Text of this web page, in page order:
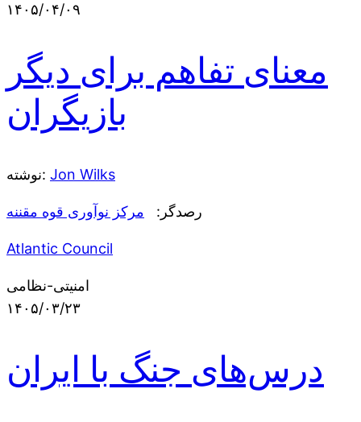
۱۴۰۵/۰۴/۰۹
معنای تفاهم برای دیگر
بازیگران
نوشته: Jon Wilks
رصدگر: مرکز نوآوری قوه مقننه
Atlantic Council
امنیتی-نظامی
۱۴۰۵/۰۳/۲۳
درس‌های جنگ با ایران